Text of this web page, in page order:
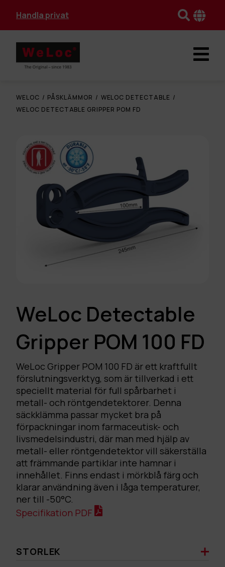
Handla privat
WELOC / PÅSKLÄMMOR / WELOC DETECTABLE /
WELOC DETECTABLE GRIPPER POM FD
WeLoc Detectable
Gripper POM 100 FD
WeLoc Gripper POM 100 FD är ett kraftfullt
förslutningsverktyg, som är tillverkad i ett
speciellt material för full spårbarhet i
metall- och röntgendetektorer. Denna
säckklämma passar mycket bra på
förpackningar inom farmaceutisk- och
livsmedelsindustri, där man med hjälp av
metall- eller röntgendetektor vill säkerställa
att främmande partiklar inte hamnar i
innehållet. Finns endast i mörkblå färg och
klarar användning även i låga temperaturer,
ner till -50°C.
Specifikation PDF
STORLEK